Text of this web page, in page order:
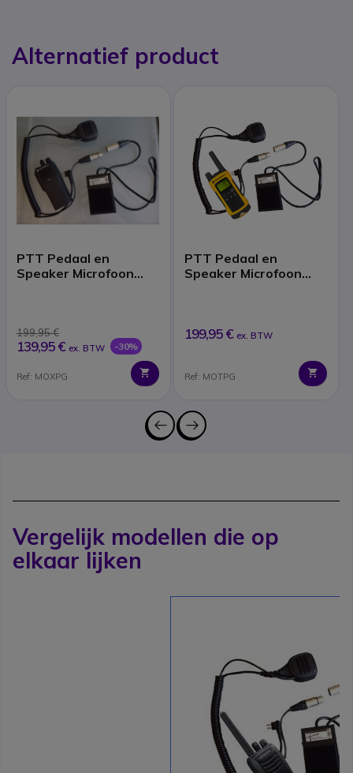
Alternatief product
PTT Pedaal en
Speaker Microfoon
199,95 €
139,95 € ex. BTW -30%
Ref: MOXPG
PTT Pedaal en
Speaker Microfoon
199,95 € ex. BTW
Ref: MOTPG
Vergelijk modellen die op
elkaar lijken